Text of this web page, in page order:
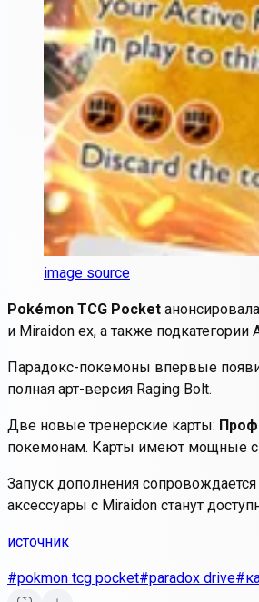
image source
Pokémon TCG Pocket
и Miraidon ex, а также подкатегории
Парадокс-покемоны впервые
полная арт-версия Raging Bolt.
Две новые тренерские карты:
покемонам. Карты имеют мощные
Запуск дополнения
аксессуары с Miraidon станут
источник
#pokmon tcg pocket#paradox drive